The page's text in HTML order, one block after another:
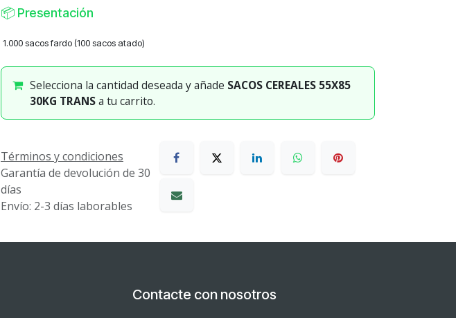
📦 Presentación
1.000 sacos fardo (100 sacos atado)
Selecciona la cantidad deseada y añade SACOS CEREALES 55X85
30KG TRANSa tu carrito.
Términos y condiciones
Garantía de devolución de 30
días
Envío: 2-3 días laborables
Contacte con nosotros